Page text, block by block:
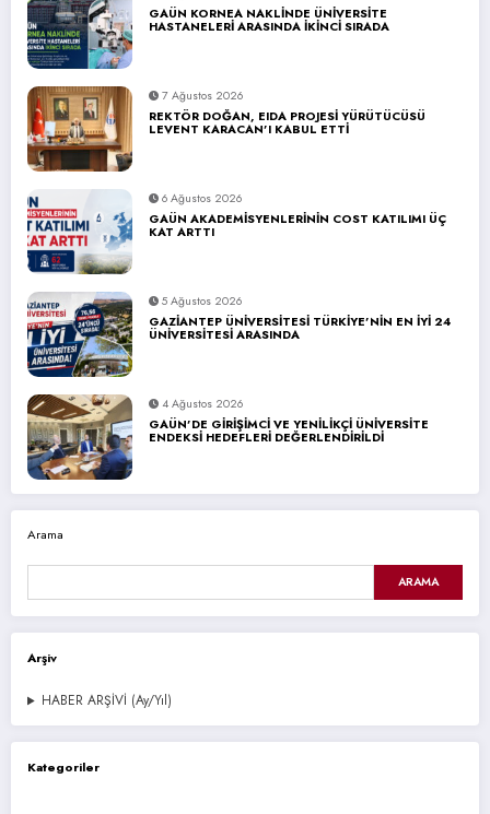
GAÜN KORNEA NAKLİNDE ÜNİVERSİTE
HASTANELERİ ARASINDA İKİNCİ SIRADA
7 Ağustos 2026
REKTÖR DOĞAN, EIDA PROJESİ YÜRÜTÜCÜSÜ
LEVENT KARACAN’I KABUL ETTİ
6 Ağustos 2026
GAÜN AKADEMİSYENLERİNİN COST KATILIMI ÜÇ
KAT ARTTI
5 Ağustos 2026
GAZİANTEP ÜNİVERSİTESİ TÜRKİYE’NİN EN İYİ 24
ÜNİVERSİTESİ ARASINDA
4 Ağustos 2026
GAÜN’DE GİRİŞİMCİ VE YENİLİKÇİ ÜNİVERSİTE
ENDEKSİ HEDEFLERİ DEĞERLENDİRİLDİ
Arama
ARAMA
Arşiv
HABER ARŞİVİ (Ay/Yıl)
Kategoriler